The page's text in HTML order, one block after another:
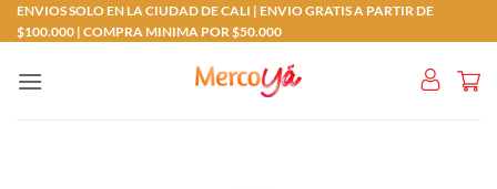
Saltar
al
ENVIOS SOLO EN LA CIUDAD DE CALI | ENVIO GRATIS A PARTIR DE
$100.000 | COMPRA MINIMA POR $50.000